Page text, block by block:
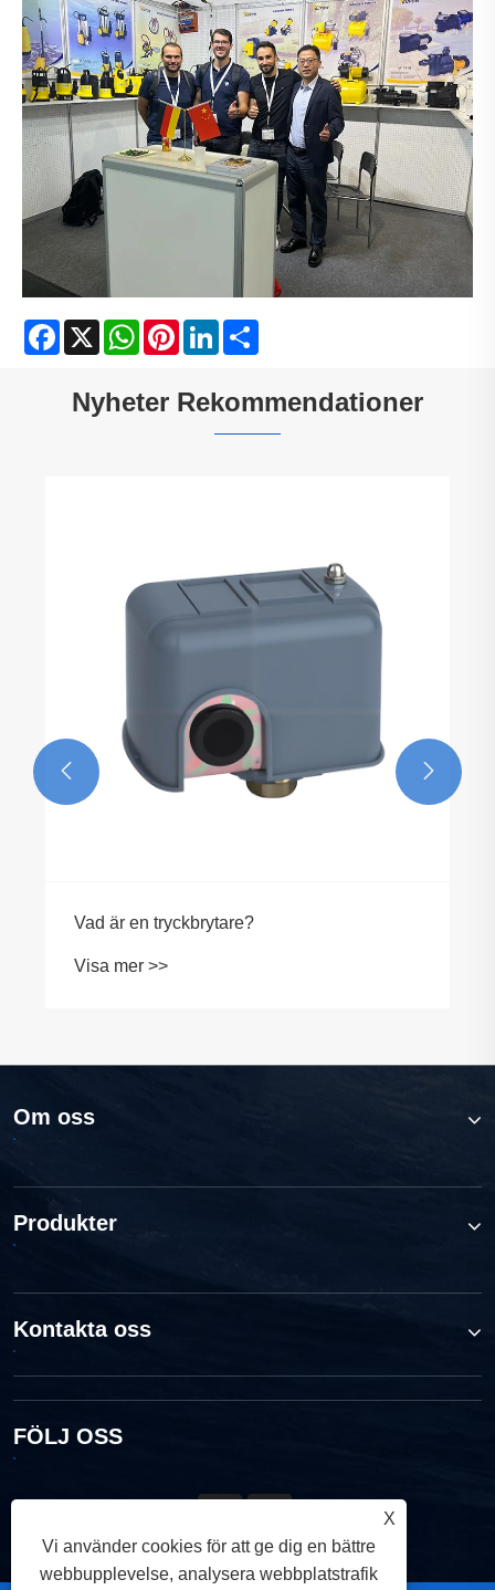
Facebook
X WhatsApp
PinterestLinkedIn
Nyheter Rekommendationer
Vad är en tryckbrytare?
Visa mer >>
 
Om oss
Produkter
Kontakta oss
FÖLJ OSS
X
Vi använder cookies för att ge dig en bättre
webbupplevelse, analysera webbplatstrafik